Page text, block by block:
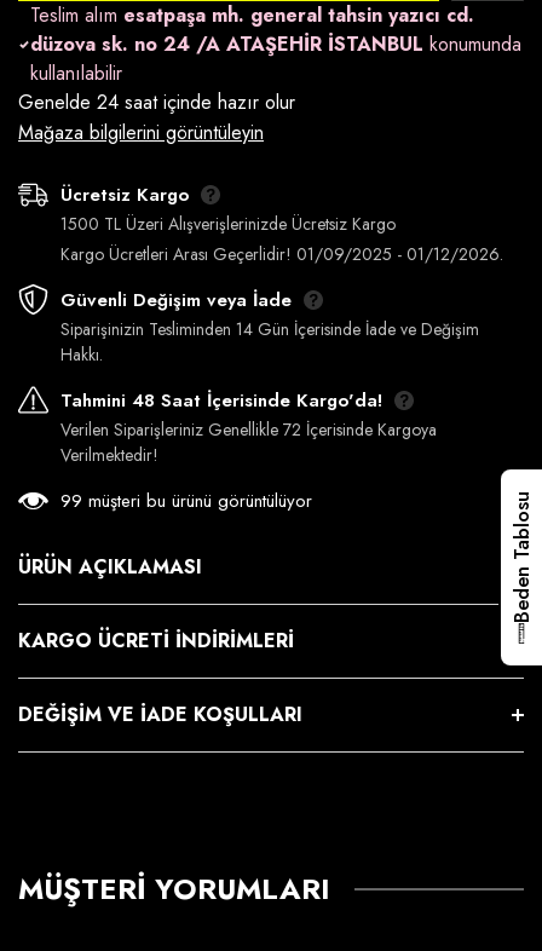
Teslim alım esatpaşa mh. general tahsin yazıcı cd.
düzova sk. no 24 /A ATAŞEHİR İSTANBUL konumunda
kullanılabilir
Genelde 24 saat içinde hazır olur
Mağaza bilgilerini görüntüleyin
Ücretsiz Kargo
1500 TL Üzeri Alışverişlerinizde Ücretsiz Kargo
Kargo Ücretleri Arası Geçerlidir! 01/09/2025 - 01/12/2026.
Güvenli Değişim veya İade
Siparişinizin Tesliminden 14 Gün İçerisinde İade ve Değişim
Hakkı.
Tahmini 48 Saat İçerisinde Kargo'da!
Verilen Siparişleriniz Genellikle 72 İçerisinde Kargoya
Verilmektedir!
99 müşteri bu ürünü görüntülüyor
ÜRÜN AÇIKLAMASI
KARGO ÜCRETI İNDIRIMLERI
DEĞIŞIM VE İADE KOŞULLARI
MÜŞTERI YORUMLARI
Beden Tablosu